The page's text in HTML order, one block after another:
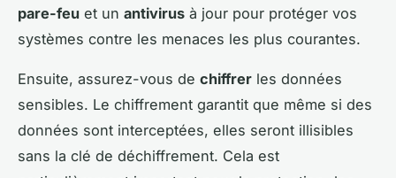
pare-feu et un antivirus à jour pour protéger vos
systèmes contre les menaces les plus courantes.
Ensuite, assurez-vous de chiffrer les données
sensibles. Le chiffrement garantit que même si des
données sont interceptées, elles seront illisibles
sans la clé de déchiffrement. Cela est